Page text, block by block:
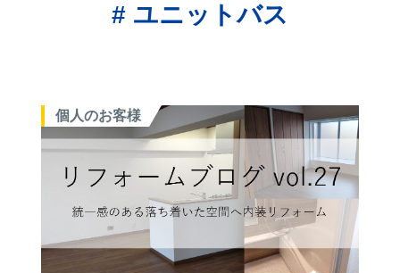
# ユニットバス
個人のお客様